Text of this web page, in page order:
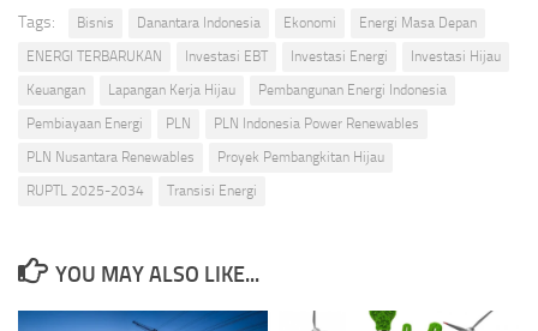
Tags: Bisnis Danantara Indonesia Ekonomi
Energi Masa Depan
ENERGI TERBARUKAN
Investasi EBT Investasi Energi
Investasi Hijau
Keuangan
Lapangan Kerja Hijau
Pembangunan Energi Indonesia
Pembiayaan Energi
PLN
PLN Indonesia Power Renewables
PLN Nusantara Renewables
Proyek Pembangkitan Hijau
RUPTL 2025-2034
Transisi Energi
YOU MAY ALSO LIKE...